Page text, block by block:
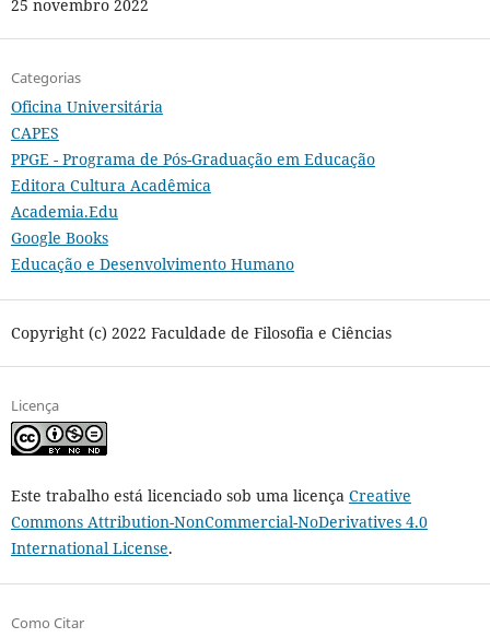
25 novembro 2022
Categorias
Oficina Universitária
CAPES
PPGE - Programa de Pós-Graduação em Educação
Editora Cultura Acadêmica
Academia.Edu
Google Books
Educação e Desenvolvimento Humano
Copyright (c) 2022 Faculdade de Filosofia e Ciências
Licença
Este trabalho está licenciado sob uma licença Creative
Commons Attribution-NonCommercial-NoDerivatives 4.0
International License.
Como Citar